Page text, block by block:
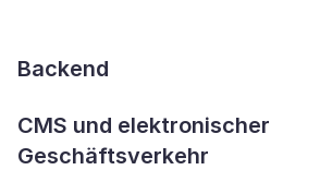
Backend
CMS und elektronischer
Geschäftsverkehr